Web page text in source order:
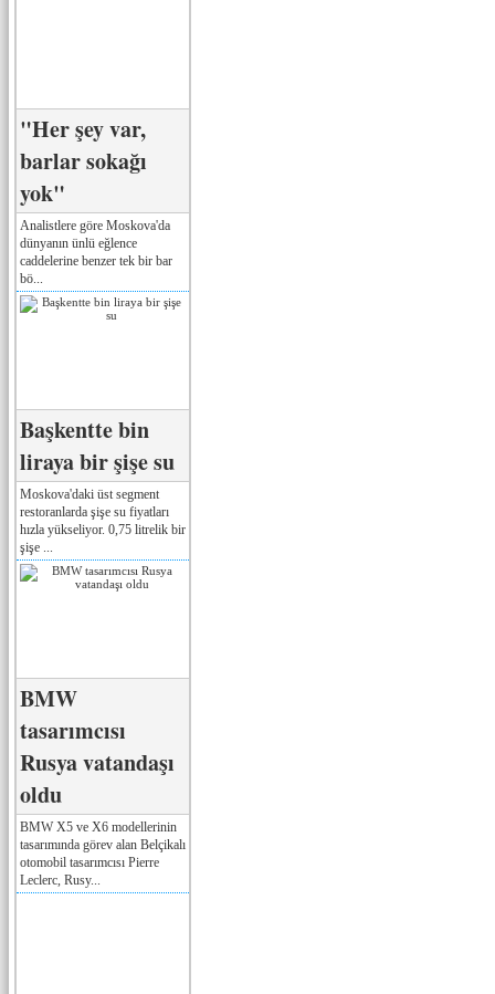
"Her şey var,
barlar sokağı
yok"
Analistlere göre Moskova'da
dünyanın ünlü eğlence
caddelerine benzer tek bir bar
bö...
Başkentte bin
liraya bir şişe su
Moskova'daki üst segment
restoranlarda şişe su fiyatları
hızla yükseliyor. 0,75 litrelik bir
şişe ...
BMW
tasarımcısı
Rusya vatandaşı
oldu
BMW X5 ve X6 modellerinin
tasarımında görev alan Belçikalı
otomobil tasarımcısı Pierre
Leclerc, Rusy...